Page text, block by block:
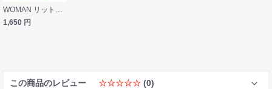
WOMAN リットーミュージック
1,650 円
この商品のレビュー ☆☆☆☆☆ (0)